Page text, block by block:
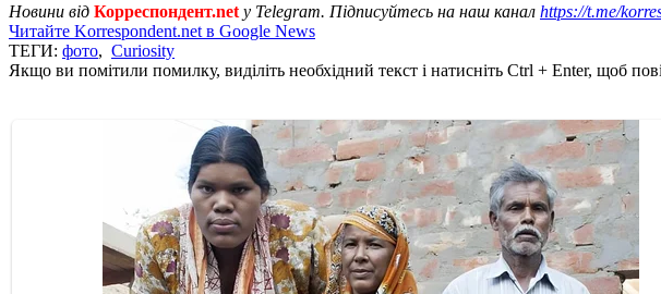
Новини від Корреспондент.net у Telegram. Підписуйтесь на наш канал https://t.me/
Читайте Korrespondent.net в Google News
ТЕГИ: фото, Curiosity
Якщо ви помітили помилку, виділіть необхідний текст і натисніть Ctrl + Enter, щоб